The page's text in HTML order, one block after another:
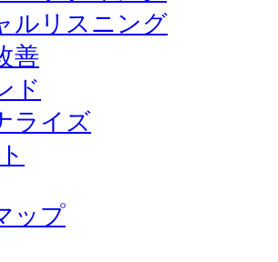
ルリスニング
善
ド
ライズ
ップ